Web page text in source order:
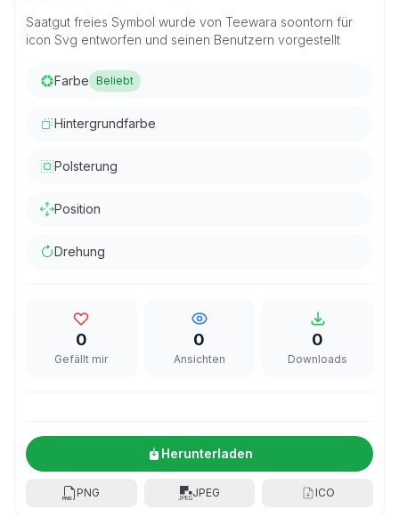
Saatgut freies Symbol wurde von Teewara soontorn für
icon Svg entworfen und seinen Benutzern vorgestellt
Farbe Beliebt
Hintergrundfarbe
Polsterung
Position
Drehung
0
Gefällt mir
0
Ansichten
0
Downloads
Herunterladen
PNG JPEG ICO